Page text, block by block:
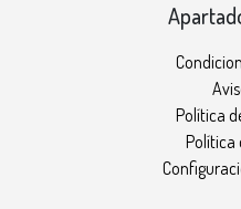
Política
Política